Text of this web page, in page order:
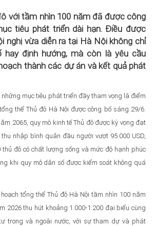
với tầm nhìn 100 năm đã được công
tiêu phát triển dài hạn. Điều được
nghị vừa diễn ra tại Hà Nội không chỉ
hay định hướng, mà còn là yêu cầu
thành các dự án và kết quả phát
những mục tiêu phát triển đầy tham vọng là điểm
thể Thủ đô Hà Nội được công bố sáng 29/6.
2065, quy mô kinh tế Thủ đô được kỳ vọng đạt
thu nhập bình quân đầu người vượt 95.000 USD,
thủ đô có chất lượng sống và mức độ hạnh phúc
khi quy mô dân số được kiểm soát không quá
tổng thể Thủ đô Hà Nội tầm nhìn 100 năm
2026 thu hút khoảng 1.000-1.200 đại biểu cùng
trong và ngoài nước, với sự tham dự và phát